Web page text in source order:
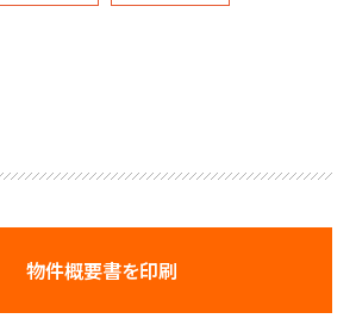
物件概要書を印刷